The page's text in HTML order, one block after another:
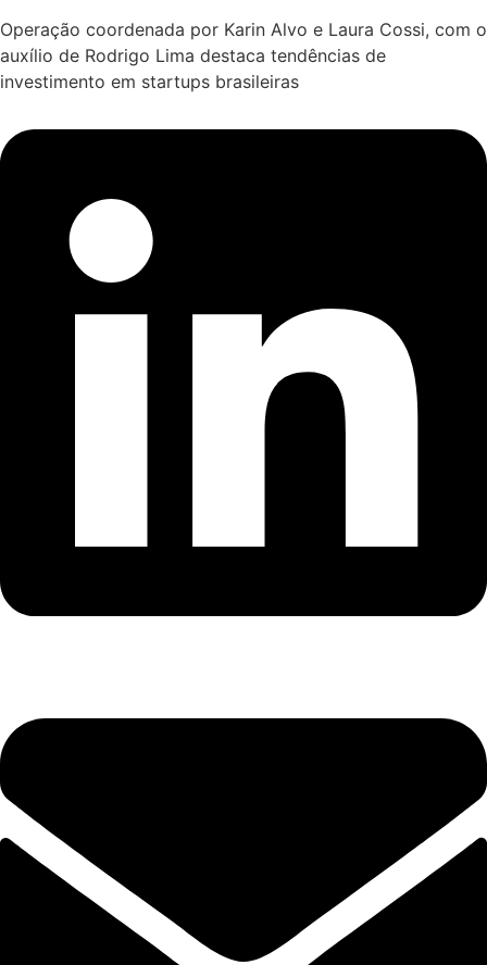
Operação coordenada por Karin Alvo e Laura Cossi, com o
auxílio de Rodrigo Lima destaca tendências de
investimento em startups brasileiras